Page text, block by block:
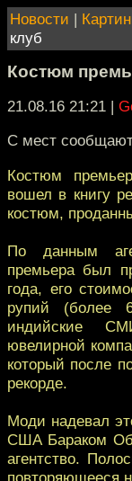
Новости |
клуб
Костюм
21.08.16 21:21 |
С мест
Костюм
вошел в книгу
костюм,
По данным
премьера был
года, его
рупий (более
индийские
ювелирной
который после
рекорде.
Моди надевал
США Бараком
агентство.
повторяющееся